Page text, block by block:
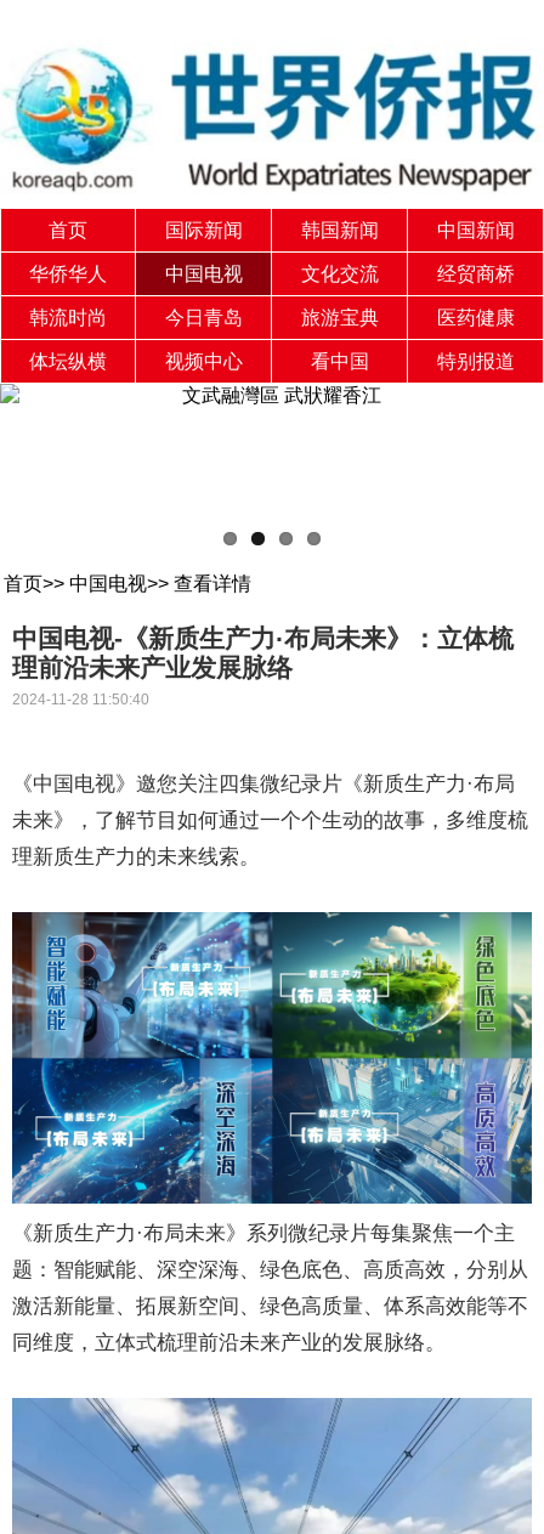
首页 国际新闻 韩国新闻 中国新闻
华侨华人 中国电视 文化交流 经贸商桥
韩流时尚 今日青岛 旅游宝典 医药健康
体坛纵横 视频中心 看中国 特别报道
首页>> 中国电视>> 查看详情
中国电视-《新质生产力·布局未来》：立体梳
理前沿未来产业发展脉络
2024-11-28 11:50:40
《中国电视》邀您关注四集微纪录片《新质生产力·布局
未来》，了解节目如何通过一个个生动的故事，多维度梳
理新质生产力的未来线索。
《新质生产力·布局未来》系列微纪录片每集聚焦一个主
题：智能赋能、深空深海、绿色底色、高质高效，分别从
激活新能量、拓展新空间、绿色高质量、体系高效能等不
同维度，立体式梳理前沿未来产业的发展脉络。